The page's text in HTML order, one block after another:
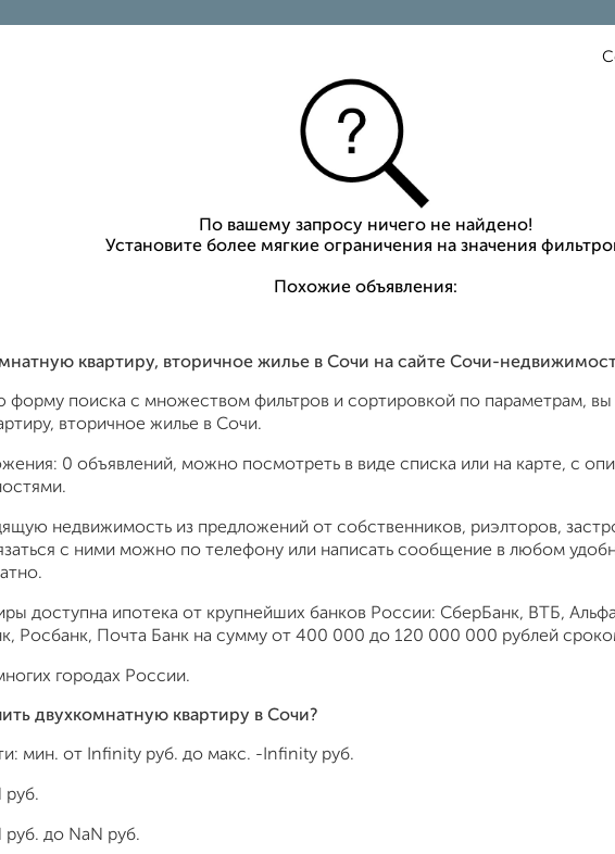
По вашему запросу ничего не найдено!
Установите более мягкие ограничения на значения
Похожие объявления:
квартиру, вторичное жилье в Сочи на сайте Сочи-
форму поиска с множеством фильтров и сортировкой по параметрам,
вторичное жилье в Сочи.
0 объявлений, можно посмотреть в виде списка или на карте, с
недвижимость из предложений от собственников, риэлторов,
с ними можно по телефону или написать сообщение в любом
доступна ипотека от крупнейших банков России: СберБанк, ВТБ,
Росбанк, Почта Банк на сумму от 400 000 до 120 000 000 рублей
городах России.
двухкомнатную квартиру в Сочи?
мин. от Infinity руб. до макс. -Infinity руб.
руб.
руб. до NaN руб.